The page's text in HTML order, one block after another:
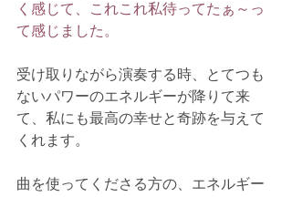
く感じて、これこれ私待ってたぁ～っ
て感じました。
受け取りながら演奏する時、とてつも
ないパワーのエネルギーが降りて来
て、私にも最高の幸せと奇跡を与えて
くれます。
曲を使ってくださる方の、エネルギー